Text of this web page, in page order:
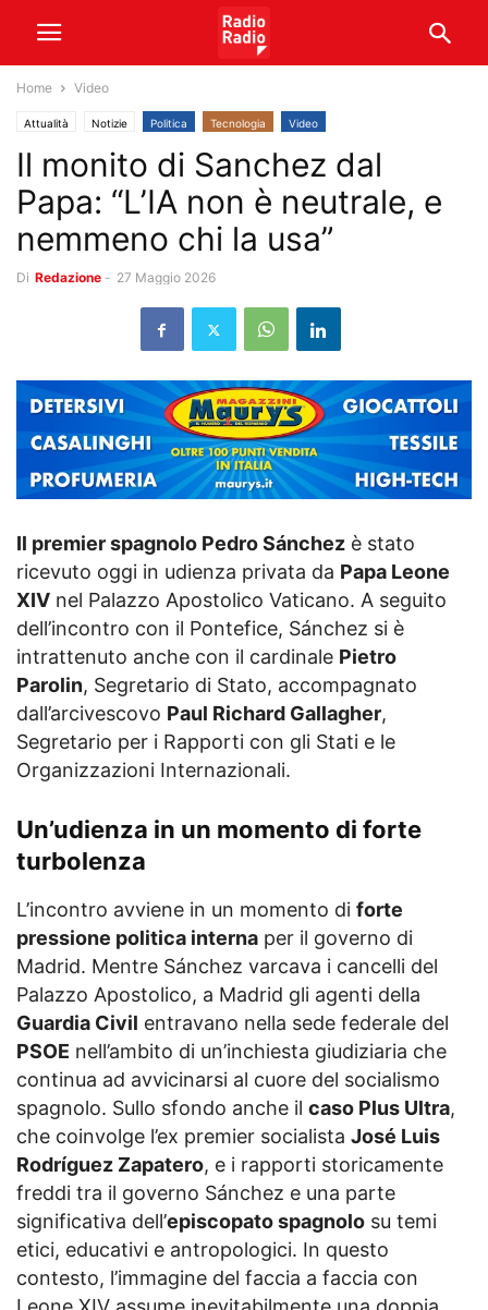
Home Video
Attualità Notizie Politica Tecnologia Video
Il monito di Sanchez dal
Papa: “L’IA non è neutrale, e
nemmeno chi la usa”
Di Redazione - 27 Maggio 2026
Il premier spagnolo Pedro Sánchez è stato
ricevuto oggi in udienza privata da Papa Leone
XIV nel Palazzo Apostolico Vaticano. A seguito
dell’incontro con il Pontefice, Sánchez si è
intrattenuto anche con il cardinale Pietro
Parolin, Segretario di Stato, accompagnato
dall’arcivescovo Paul Richard Gallagher,
Segretario per i Rapporti con gli Stati e le
Organizzazioni Internazionali.
Un’udienza in un momento di forte
turbolenza
L’incontro avviene in un momento di forte
pressione politica interna per il governo di
Madrid. Mentre Sánchez varcava i cancelli del
Palazzo Apostolico, a Madrid gli agenti della
Guardia Civil entravano nella sede federale del
PSOE nell’ambito di un’inchiesta giudiziaria che
continua ad avvicinarsi al cuore del socialismo
spagnolo. Sullo sfondo anche il caso Plus Ultra,
che coinvolge l’ex premier socialista José Luis
Rodríguez Zapatero, e i rapporti storicamente
freddi tra il governo Sánchez e una parte
significativa dell’episcopato spagnolo su temi
etici, educativi e antropologici. In questo
contesto, l’immagine del faccia a faccia con